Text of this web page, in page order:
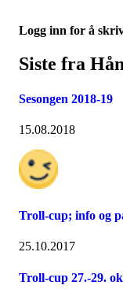
Logg inn for å
Siste fra
Sesongen 2018-19
15.08.2018
Troll-cup; info og
25.10.2017
Troll-cup 27.-29.